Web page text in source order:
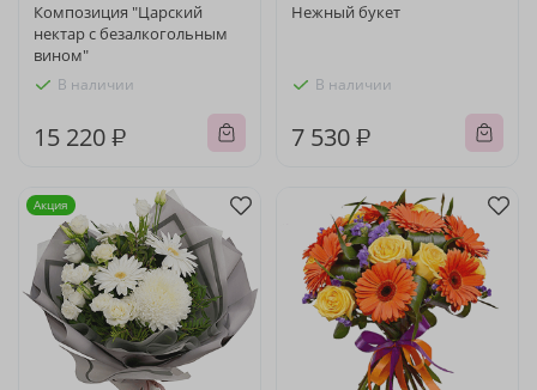
Композиция "Царский
нектар с безалкогольным
вином"
В наличии
15 220 ₽
Нежный букет
В наличии
7 530 ₽
Акция